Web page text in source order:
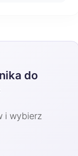
do
i wybierz